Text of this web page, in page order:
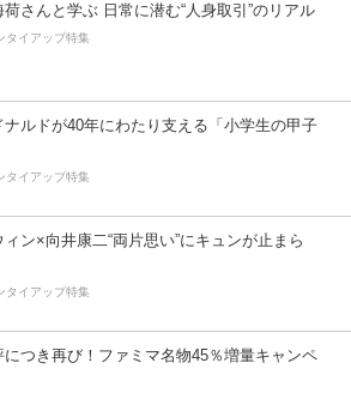
荷さんと学ぶ 日常に潜む“人身取引”のリアル
タイアップ特集
ナルドが40年にわたり支える「小学生の甲子
タイアップ特集
ィン×向井康二“両片思い”にキュンが止まら
タイアップ特集
につき再び！ファミマ名物45％増量キャンペ